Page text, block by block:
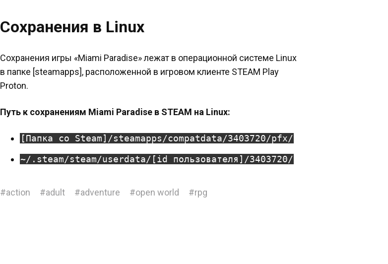
Сохранения в Linux
Сохранения игры «Miami Paradise» лежат в операционной системе Linux
в папке [steamapps], расположенной в игровом клиенте STEAM Play
Proton.
Путь к сохранениям Miami Paradise в STEAM на Linux:
[Папка со Steam]/steamapps/compatdata/3403720/pfx/
~/.steam/steam/userdata/[id пользователя]/3403720/
#action #adult #adventure #open world #rpg